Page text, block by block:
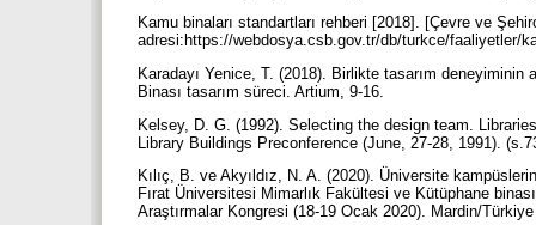
Kamu binaları standartları rehberi [2018]. [Çevre ve
adresi:https://webdosya.csb.gov.tr/db/turkce/faaliyetler/
Karadayı Yenice, T. (2018). Birlikte tasarım
Binası tasarım süreci. Artium, 9-16.
Kelsey, D. G. (1992). Selecting the design team.
Library Buildings Preconference (June, 27-28, 1991).
Kılıç, B. ve Akyıldız, N. A. (2020). Üniversite
Fırat Üniversitesi Mimarlık Fakültesi ve Kütüphane
Araştırmalar Kongresi (18-19 Ocak 2020). Mardin/